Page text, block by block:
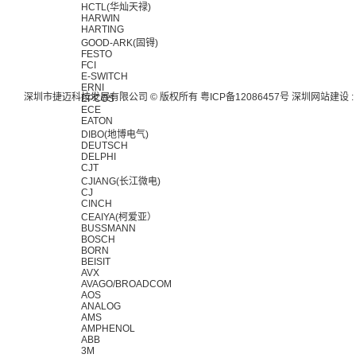
HCTL(华灿天禄)
HARWIN
HARTING
GOOD-ARK(固锝)
FESTO
FCI
E-SWITCH
ERNI
EPCOS
ECE
EATON
DIBO(地博电气)
DEUTSCH
DELPHI
CJT
CJIANG(长江微电)
CJ
CINCH
CEAIYA(柯爱亚）
BUSSMANN
BOSCH
BORN
BEISIT
AVX
AVAGO/BROADCOM
AOS
ANALOG
AMS
AMPHENOL
ABB
3M
深圳市捷迈科技发展有限公司 © 版权所有 粤ICP备12086457号 深圳网站建设 :